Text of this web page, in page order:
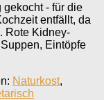
gekocht - für die
entfällt, da
Rote Kidney-
Eintöpfe
Naturkost,